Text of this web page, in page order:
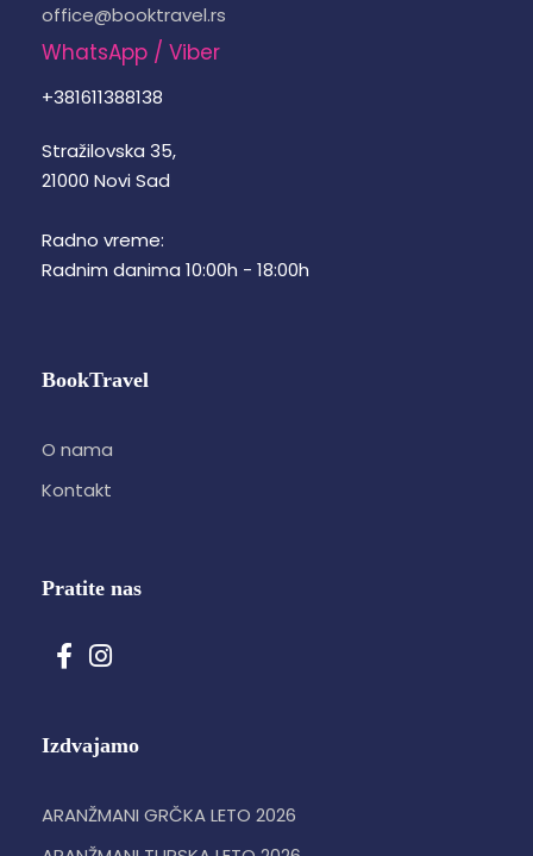
office@booktravel.rs
WhatsApp / Viber
+381611388138
Stražilovska 35,
21000 Novi Sad
Radno vreme:
Radnim danima 10:00h - 18:00h
BookTravel
O nama
Kontakt
Pratite nas
Izdvajamo
ARANŽMANI GRČKA LETO 2026